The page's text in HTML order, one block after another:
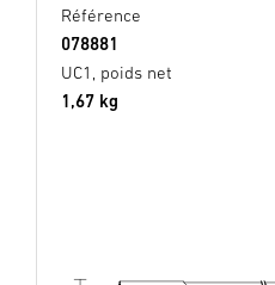
Référence
078881
UC1, poids net
1,67 kg